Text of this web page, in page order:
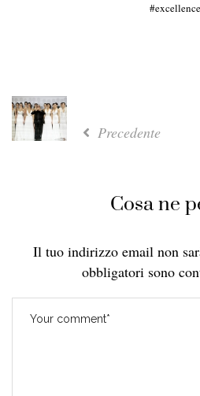
excellence
Precedente
Cosa ne
Il tuo indirizzo email non
obbligatori sono